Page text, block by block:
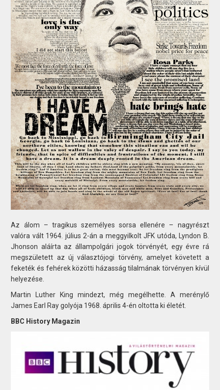
Az álom – tragikus személyes sorsa ellenére – nagyrészt
valóra vált 1964. július 2-án a meggyilkolt JFK utóda, Lyndon B.
Jhonson aláírta az állampolgári jogok törvényét, egy évre rá
megszületett az új választójogi törvény, amelyet követett a
feketék és fehérek közötti házasság tilalmának törvényen kívül
helyezése.
Martin Luther King mindezt, még megélhette. A merénylő
James Earl Ray golyója 1968. április 4-én oltotta ki életét.
BBC History Magazin